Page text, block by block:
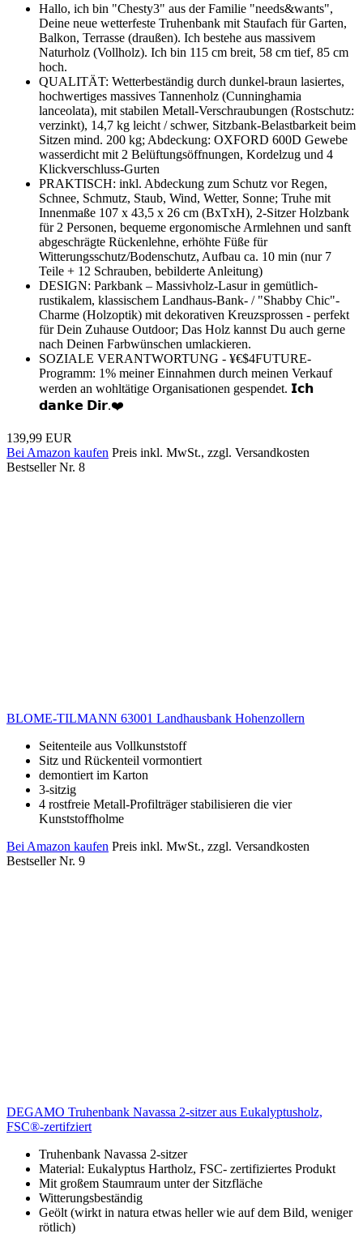
Hallo, ich bin "Chesty3" aus der Familie "needs&wants",
Deine neue wetterfeste Truhenbank mit Staufach für Garten,
Balkon, Terrasse (draußen). Ich bestehe aus massivem
Naturholz (Vollholz). Ich bin 115 cm breit, 58 cm tief, 85 cm
hoch.
QUALITÄT: Wetterbeständig durch dunkel-braun lasiertes,
hochwertiges massives Tannenholz (Cunninghamia
lanceolata), mit stabilen Metall-Verschraubungen (Rostschutz:
verzinkt), 14,7 kg leicht / schwer, Sitzbank-Belastbarkeit beim
Sitzen mind. 200 kg; Abdeckung: OXFORD 600D Gewebe
wasserdicht mit 2 Belüftungsöffnungen, Kordelzug und 4
Klickverschluss-Gurten
PRAKTISCH: inkl. Abdeckung zum Schutz vor Regen,
Schnee, Schmutz, Staub, Wind, Wetter, Sonne; Truhe mit
Innenmaße 107 x 43,5 x 26 cm (BxTxH), 2-Sitzer Holzbank
für 2 Personen, bequeme ergonomische Armlehnen und sanft
abgeschrägte Rückenlehne, erhöhte Füße für
Witterungsschutz/Bodenschutz, Aufbau ca. 10 min (nur 7
Teile + 12 Schrauben, bebilderte Anleitung)
DESIGN: Parkbank – Massivholz-Lasur in gemütlich-
rustikalem, klassischem Landhaus-Bank- / "Shabby Chic"-
Charme (Holzoptik) mit dekorativen Kreuzsprossen - perfekt
für Dein Zuhause Outdoor; Das Holz kannst Du auch gerne
nach Deinen Farbwünschen umlackieren.
SOZIALE VERANTWORTUNG - ¥€$4FUTURE-
Programm: 1% meiner Einnahmen durch meinen Verkauf
werden an wohltätige Organisationen gespendet. 𝗜𝗰𝗵
𝗱𝗮𝗻𝗸𝗲 𝗗𝗶𝗿.❤️
139,99 EUR
Bei Amazon kaufen Preis inkl. MwSt., zzgl. Versandkosten
Bestseller Nr. 8
BLOME-TILMANN 63001 Landhausbank Hohenzollern
Seitenteile aus Vollkunststoff
Sitz und Rückenteil vormontiert
demontiert im Karton
3-sitzig
4 rostfreie Metall-Profilträger stabilisieren die vier
Kunststoffholme
Bei Amazon kaufen Preis inkl. MwSt., zzgl. Versandkosten
Bestseller Nr. 9
DEGAMO Truhenbank Navassa 2-sitzer aus Eukalyptusholz,
FSC®-zertifziert
Truhenbank Navassa 2-sitzer
Material: Eukalyptus Hartholz, FSC- zertifiziertes Produkt
Mit großem Staumraum unter der Sitzfläche
Witterungsbeständig
Geölt (wirkt in natura etwas heller wie auf dem Bild, weniger
rötlich)